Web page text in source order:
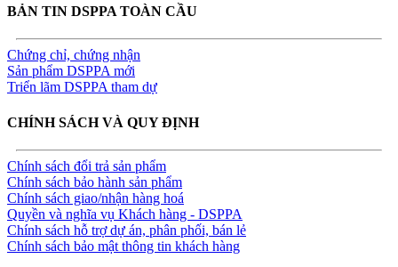
BẢN TIN DSPPA TOÀN CẦU
Chứng chỉ, chứng nhận
Sản phẩm DSPPA mới
Triển lãm DSPPA tham dự
CHÍNH SÁCH VÀ QUY ĐỊNH
Chính sách đổi trả sản phẩm
Chính sách bảo hành sản phẩm
Chính sách giao/nhận hàng hoá
Quyền và nghĩa vụ Khách hàng - DSPPA
Chính sách hỗ trợ dự án, phân phối, bán lẻ
Chính sách bảo mật thông tin khách hàng